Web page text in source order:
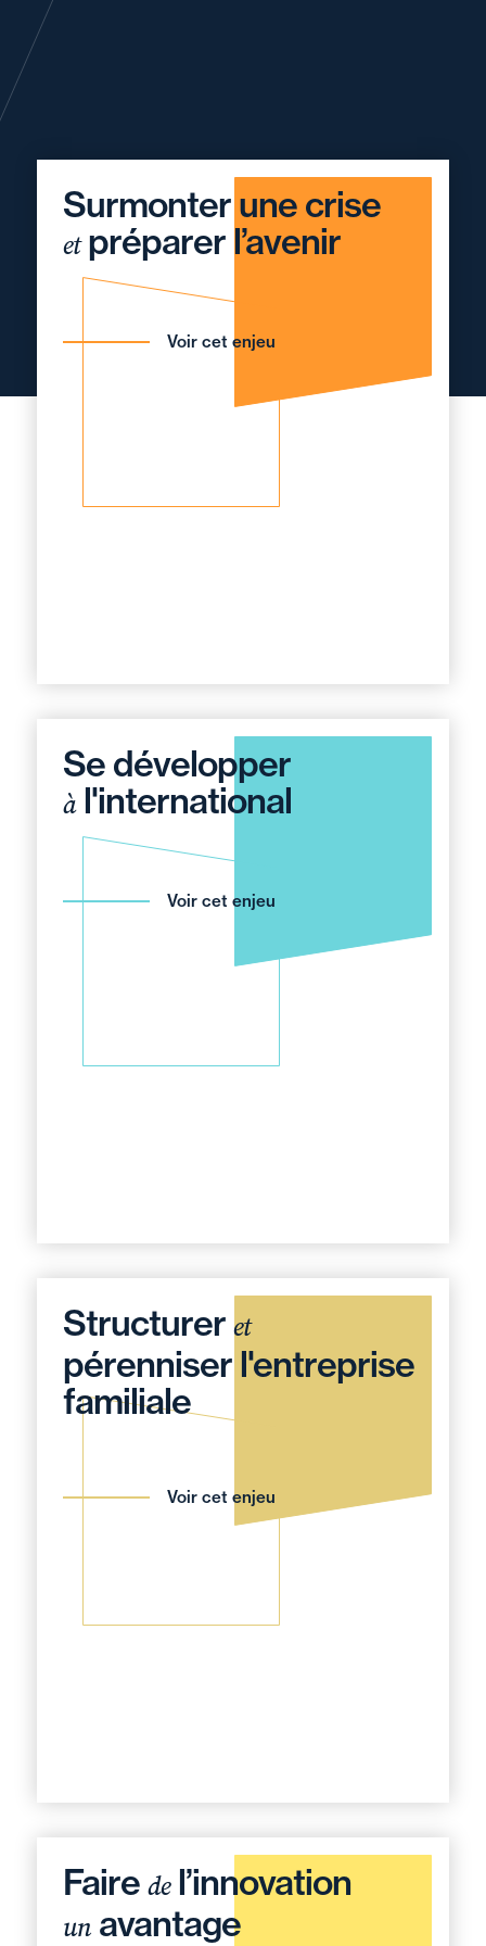
Surmonter une crise
etpréparer l’avenir
Voir cet enjeu
Se développer
àl'international
Voir cet enjeu
Structurer et
pérenniser l'entreprise
familiale
Voir cet enjeu
Faire del’innovation
un avantage